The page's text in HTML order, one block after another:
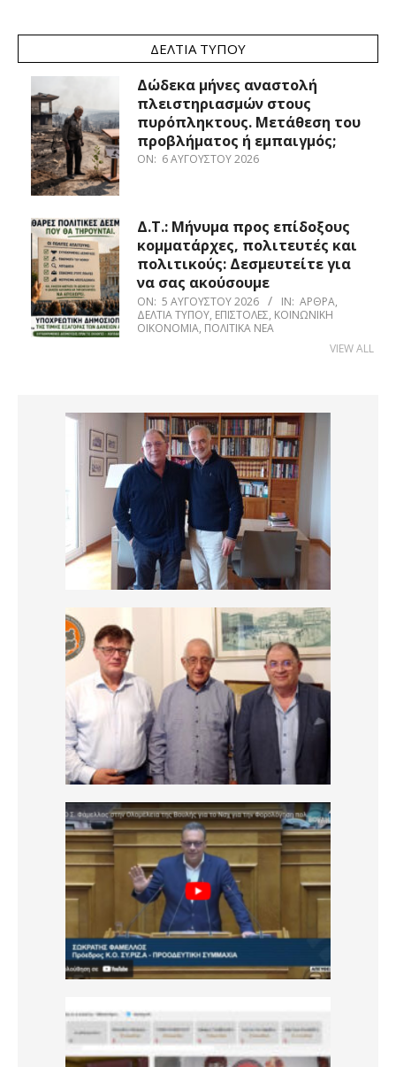
ΔΕΛΤΊΑ ΤΎΠΟΥ
Δώδεκα μήνες αναστολή
πλειστηριασμών στους
πυρόπληκτους. Μετάθεση του
προβλήματος ή εμπαιγμός;
ON: 6 ΑΥΓΟΎΣΤΟΥ 2026
Δ.Τ.: Μήνυμα προς επίδοξους
κομματάρχες, πολιτευτές και
πολιτικούς: Δεσμευτείτε για
να σας ακούσουμε
ON: 5 ΑΥΓΟΎΣΤΟΥ 2026 IN: ΆΡΘΡΑ,
ΔΕΛΤΊΑ ΤΎΠΟΥ, ΕΠΙΣΤΟΛΈΣ, ΚΟΙΝΩΝΙΚΉ
ΟΙΚΟΝΟΜΊΑ, ΠΟΛΙΤΙΚΆ ΝΈΑ
VIEW ALL